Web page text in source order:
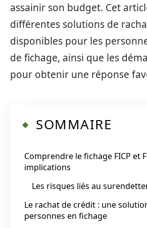
assainir son budget. Cet
différentes solutions de
disponibles pour les
de fichage, ainsi que les
pour obtenir une réponse
SOMMAIRE
Comprendre le fichage FICP et
implications
Les risques liés au
Le rachat de crédit : une
personnes en fichage